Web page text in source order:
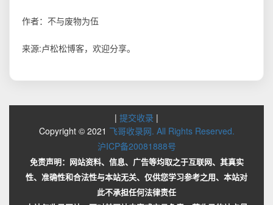
作者：不与废物为伍
来源:卢松松博客，欢迎分享。
| 提交收录 |
Copyright © 2021 飞哥收录网. All Rights Reserved.
沪ICP备20081888号
免责声明：网站资料、信息、广告等均取之于互联网、其真实
性、准确性和合法性与本站无关、仅供您学习参考之用、本站对
此不承担任何法律责任